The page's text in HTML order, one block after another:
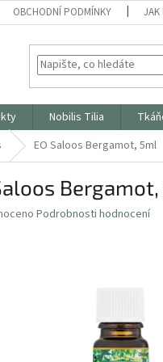
OBCHODNÍ PODMÍNKY JAK
Nobilis Tilia
EO Saloos Bergamot, 5ml
Podrobnosti hodnocení